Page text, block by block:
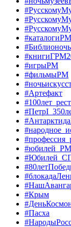
#каталогиРМ
#Библионочь
#игрыРМ
#фильмыРМ
#Артефакт
#юбилей_РМ
#Крым
#Пасха